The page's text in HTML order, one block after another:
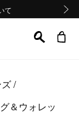
て
て
て
＆ウォレッ